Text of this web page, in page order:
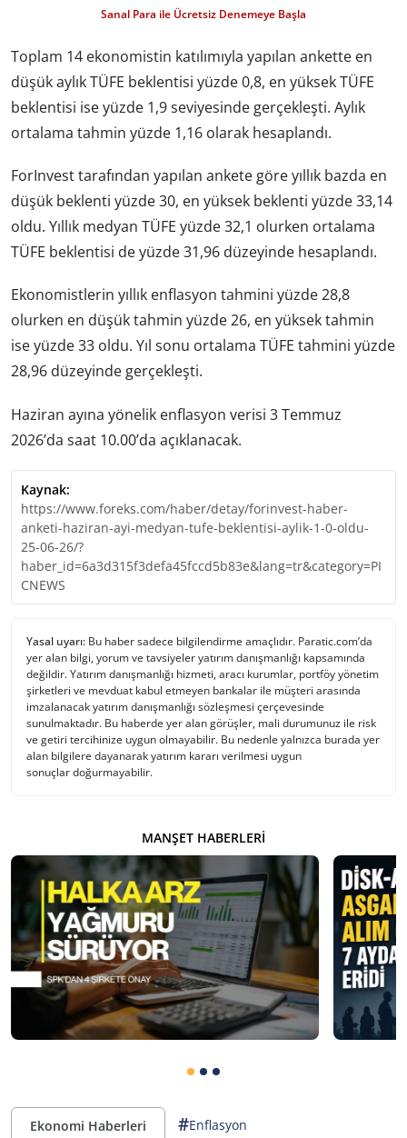
Sanal Para ile Ücretsiz Denemeye Başla
Toplam 14 ekonomistin katılımıyla yapılan ankette en
düşük aylık TÜFE beklentisi yüzde 0,8, en yüksek TÜFE
beklentisi ise yüzde 1,9 seviyesinde gerçekleşti. Aylık
ortalama tahmin yüzde 1,16 olarak hesaplandı.
ForInvest tarafından yapılan ankete göre yıllık bazda en
düşük beklenti yüzde 30, en yüksek beklenti yüzde 33,14
oldu. Yıllık medyan TÜFE yüzde 32,1 olurken ortalama
TÜFE beklentisi de yüzde 31,96 düzeyinde hesaplandı.
Ekonomistlerin yıllık enflasyon tahmini yüzde 28,8
olurken en düşük tahmin yüzde 26, en yüksek tahmin
ise yüzde 33 oldu. Yıl sonu ortalama TÜFE tahmini yüzde
28,96 düzeyinde gerçekleşti.
Haziran ayına yönelik enflasyon verisi 3 Temmuz
2026’da saat 10.00’da açıklanacak.
Kaynak:
https://www.foreks.com/haber/detay/forinvest-haber-
anketi-haziran-ayi-medyan-tufe-beklentisi-aylik-1-0-oldu-
25-06-26/?
haber_id=6a3d315f3defa45fccd5b83e&lang=tr&category=PI
CNEWS
Yasal uyarı: Bu haber sadece bilgilendirme amaçlıdır. Paratic.com’da
yer alan bilgi, yorum ve tavsiyeler yatırım danışmanlığı kapsamında
değildir. Yatırım danışmanlığı hizmeti, aracı kurumlar, portföy yönetim
şirketleri ve mevduat kabul etmeyen bankalar ile müşteri arasında
imzalanacak yatırım danışmanlığı sözleşmesi çerçevesinde
sunulmaktadır. Bu haberde yer alan görüşler, mali durumunuz ile risk
ve getiri tercihinize uygun olmayabilir. Bu nedenle yalnızca burada yer
alan bilgilere dayanarak yatırım kararı verilmesi uygun
sonuçlar doğurmayabilir.
MANŞET HABERLERI
Ekonomi Haberleri #Enflasyon